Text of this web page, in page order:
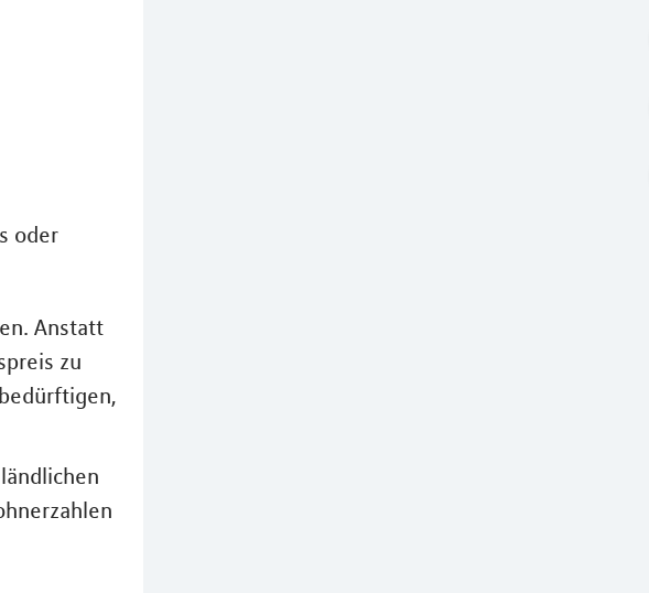
oder
Anstatt
zu